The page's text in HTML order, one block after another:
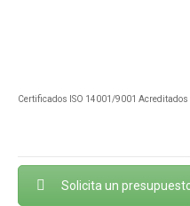
Certificados ISO 14001/9001 Acreditados
Solicita un